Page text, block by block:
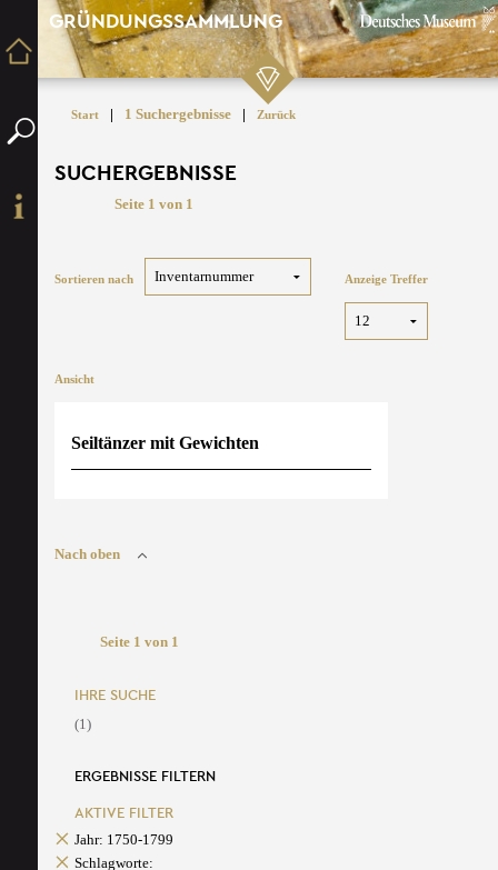
GRÜNDUNGSSAMMLUNG
Start | 1 Suchergebnisse | Zurück
SUCHERGEBNISSE
Seite 1 von 1
Sortieren nach Anzeige Treffer
Ansicht
Seiltänzer mit Gewichten
Nach oben
Seite 1 von 1
IHRE SUCHE
(1)
ERGEBNISSE FILTERN
AKTIVE FILTER
Jahr: 1750-1799
Schlagworte: